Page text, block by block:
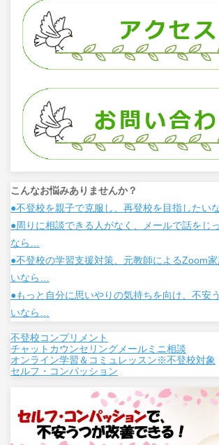
こんなお悩みありませんか？
●不登校を親子で克服し、再登校を目指したい
●周りに相談できる人がなく、メールで話をじ
なら…
●不登校の学習支援対策、元教師によるZoom
いなら…
●もっと自分に思いやりの気持ちを向け、不安
いなら…
不登校コンプリメント
チャットカウンセリングメールミニ相談
オンライン学習＆コミュレッスン※不登校対象
セルフ・コンパッション